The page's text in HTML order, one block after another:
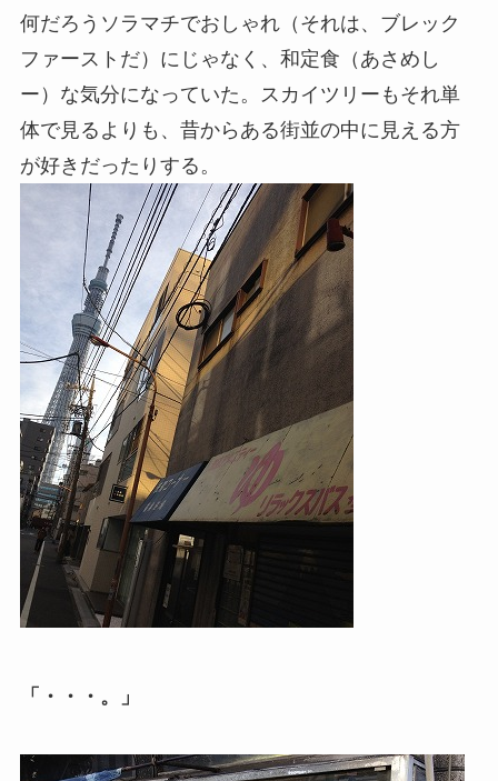
何だろうソラマチでおしゃれ（それは、ブレック
ファーストだ）にじゃなく、和定食（あさめし
ー）な気分になっていた。スカイツリーもそれ単
体で見るよりも、昔からある街並の中に見える方
が好きだったりする。
「・・・。」